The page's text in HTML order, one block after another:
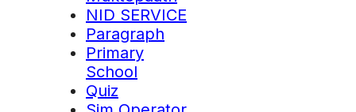
NID SERVICE
Paragraph
Primary
School
Quiz